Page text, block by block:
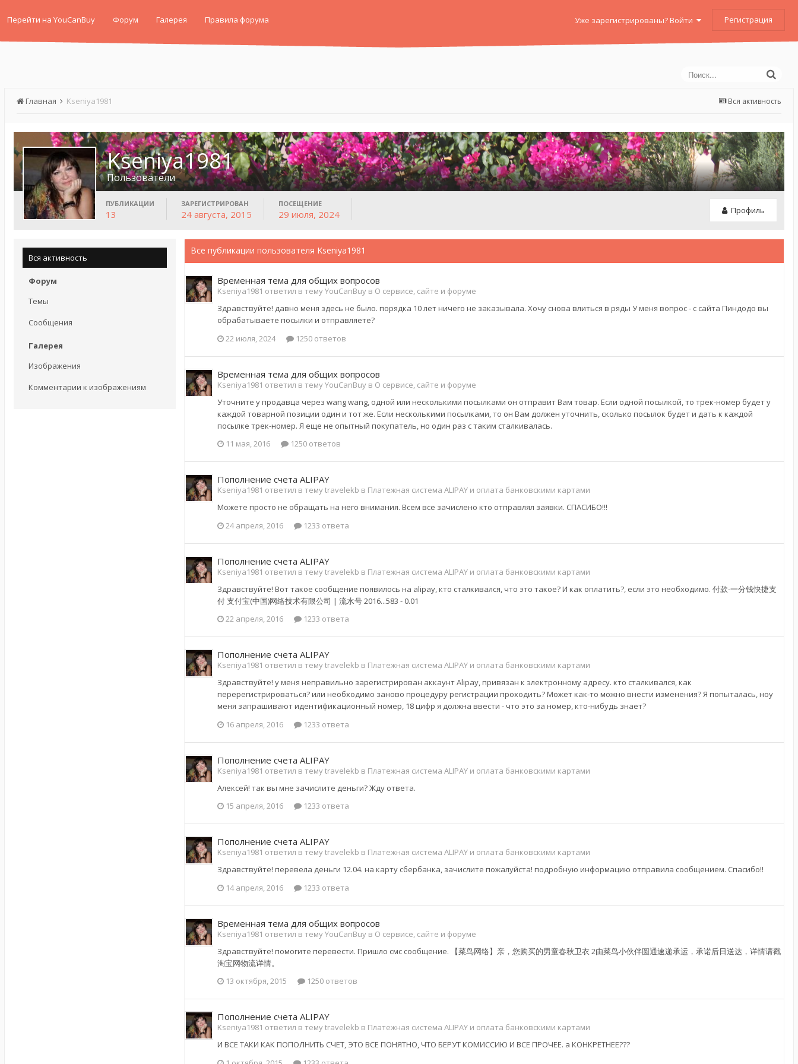
Перейти на YouCanBuy Форум Галерея Правила форума Уже зарегистрированы? Войти Регистрация
Вся активность
Главная Kseniya1981
Kseniya1981
Пользователи
Профиль
ПУБЛИКАЦИИ
13
ЗАРЕГИСТРИРОВАН
24 августа, 2015
ПОСЕЩЕНИЕ
29 июля, 2024
Вся активность
Форум
Темы
Сообщения
Галерея
Изображения
Комментарии к изображениям
Все публикации пользователя Kseniya1981
Временная тема для общих вопросов
Kseniya1981 ответил в тему YouCanBuy в О сервисе, сайте и форуме
Здравствуйте! давно меня здесь не было. порядка 10 лет ничего не заказывала. Хочу снова влиться в ряды У меня вопрос - с сайта Пиндодо вы
обрабатываете посылки и отправляете?
22 июля, 2024
1250 ответов
Временная тема для общих вопросов
Kseniya1981 ответил в тему YouCanBuy в О сервисе, сайте и форуме
Уточните у продавца через wang wang, одной или несколькими посылками он отправит Вам товар. Если одной посылкой, то трек-номер будет у
каждой товарной позиции один и тот же. Если несколькими посылками, то он Вам должен уточнить, сколько посылок будет и дать к каждой
посылке трек-номер. Я еще не опытный покупатель, но один раз с таким сталкивалась.
11 мая, 2016
1250 ответов
Пополнение счета ALIPAY
Kseniya1981 ответил в тему travelekb в Платежная система ALIPAY и оплата банковскими картами
Можете просто не обращать на него внимания. Всем все зачислено кто отправлял заявки. СПАСИБО!!!
24 апреля, 2016
1233 ответа
Пополнение счета ALIPAY
Kseniya1981 ответил в тему travelekb в Платежная система ALIPAY и оплата банковскими картами
Здравствуйте! Вот такое сообщение появилось на alipay, кто сталкивался, что это такое? И как оплатить?, если это необходимо. 付款-一分钱快捷支
付 支付宝(中国)网络技术有限公司 | 流水号 2016...583 - 0.01
22 апреля, 2016
1233 ответа
Пополнение счета ALIPAY
Kseniya1981 ответил в тему travelekb в Платежная система ALIPAY и оплата банковскими картами
Здравствуйте! у меня неправильно зарегистрирован аккаунт Alipay, привязан к электронному адресу. кто сталкивался, как
перерегистрироваться? или необходимо заново процедуру регистрации проходить? Может как-то можно внести изменения? Я попыталась, ноу
меня запрашивают идентификационный номер, 18 цифр я должна ввести - что это за номер, кто-нибудь знает?
16 апреля, 2016
1233 ответа
Пополнение счета ALIPAY
Kseniya1981 ответил в тему travelekb в Платежная система ALIPAY и оплата банковскими картами
Алексей! так вы мне зачислите деньги? Жду ответа.
15 апреля, 2016
1233 ответа
Пополнение счета ALIPAY
Kseniya1981 ответил в тему travelekb в Платежная система ALIPAY и оплата банковскими картами
Здравствуйте! перевела деньги 12.04. на карту сбербанка, зачислите пожалуйста! подробную информацию отправила сообщением. Спасибо!!
14 апреля, 2016
1233 ответа
Временная тема для общих вопросов
Kseniya1981 ответил в тему YouCanBuy в О сервисе, сайте и форуме
Здравствуйте! помогите перевести. Пришло смс сообщение. 【菜鸟网络】亲，您购买的男童春秋卫衣 2由菜鸟小伙伴圆通速递承运，承诺后日送达，详情请戳
淘宝网物流详情。
13 октября, 2015
1250 ответов
Пополнение счета ALIPAY
Kseniya1981 ответил в тему travelekb в Платежная система ALIPAY и оплата банковскими картами
И ВСЕ ТАКИ КАК ПОПОЛНИТЬ СЧЕТ, ЭТО ВСЕ ПОНЯТНО, ЧТО БЕРУТ КОМИССИЮ И ВСЕ ПРОЧЕЕ. а КОНКРЕТНЕЕ???